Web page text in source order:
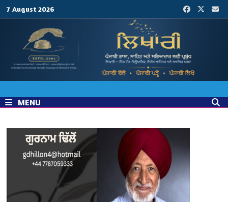
7 August 2026
MENU